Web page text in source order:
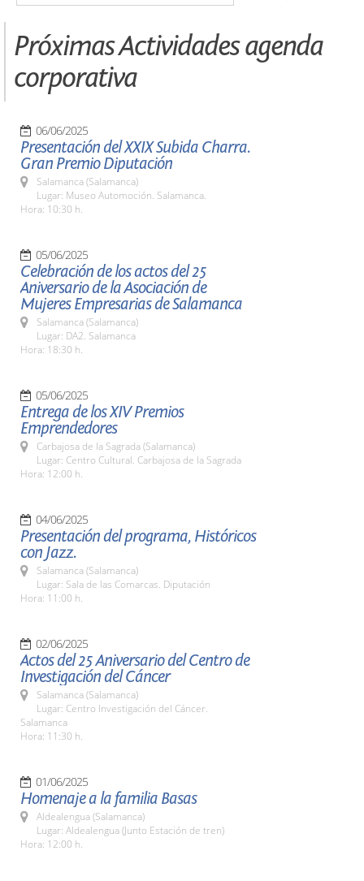
Próximas Actividades agenda
corporativa
06/06/2025
Presentación del XXIX Subida Charra.
Gran Premio Diputación
Salamanca (Salamanca)
Lugar: Museo Automoción. Salamanca.
Hora: 10:30 h.
05/06/2025
Celebración de los actos del 25
Aniversario de la Asociación de
Mujeres Empresarias de Salamanca
Salamanca (Salamanca)
Lugar: DA2. Salamanca
Hora: 18:30 h.
05/06/2025
Entrega de los XIV Premios
Emprendedores
Carbajosa de la Sagrada (Salamanca)
Lugar: Centro Cultural. Carbajosa de la Sagrada
Hora: 12:00 h.
04/06/2025
Presentación del programa, Históricos
con Jazz.
Salamanca (Salamanca)
Lugar: Sala de las Comarcas. Diputación
Hora: 11:00 h.
02/06/2025
Actos del 25 Aniversario del Centro de
Investigación del Cáncer
Salamanca (Salamanca)
Lugar: Centro Investigación del Cáncer.
Salamanca
Hora: 11:30 h.
01/06/2025
Homenaje a la familia Basas
Aldealengua (Salamanca)
Lugar: Aldealengua (Junto Estación de tren)
Hora: 12:00 h.